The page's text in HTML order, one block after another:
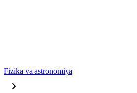
Fizika va astronomiya